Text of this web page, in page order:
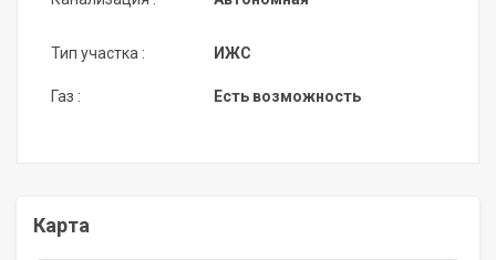
Тип участка :
Газ :
ИЖС
Есть возможность
Карта